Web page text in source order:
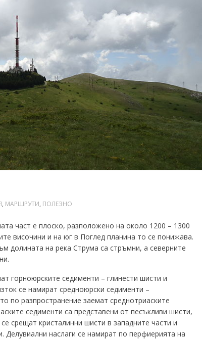
, МАРШРУТИ, ПОЛЕЗНО
част е плоско, разположено на около 1200 – 1300
височини и на юг в Поглед планина то се понижава.
долината на река Струма са стръмни, а северните
горноюрските седименти – глинести шисти и
се намират средноюрски седименти –
по разпространение заемат среднотриаските
седименти са представени от песъкливи шисти,
срещат кристалинни шисти в западните части и
Делувиални наслаги се намират по перфиерията на